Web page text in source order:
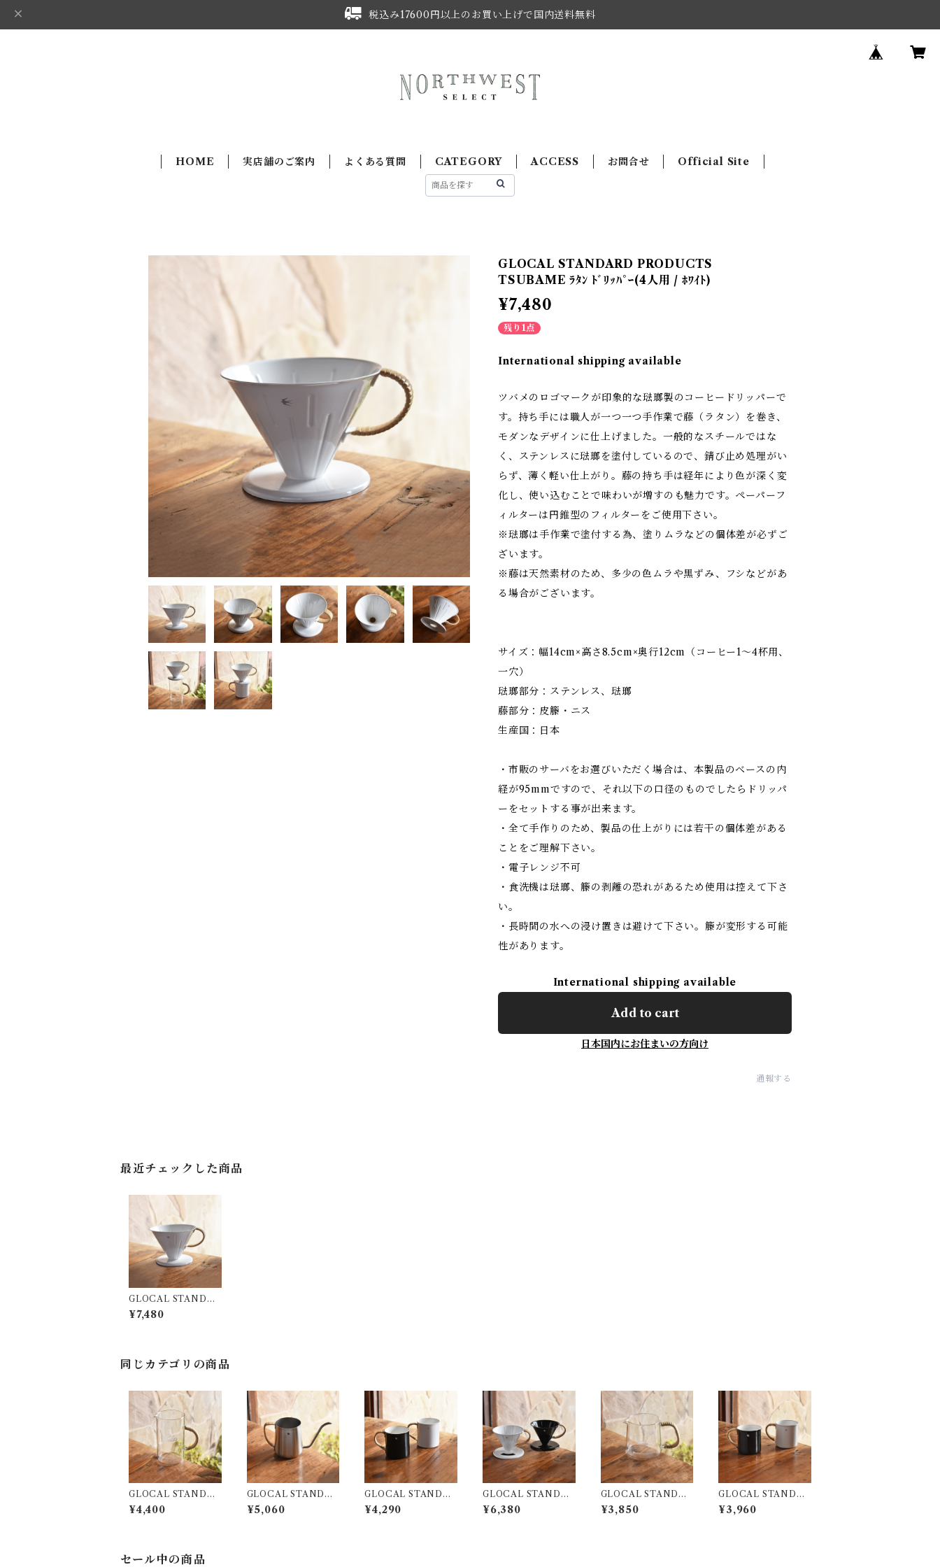
税込み17600円以上のお買い上げで国内送料無料
HOME 実店舗のご案内 よくある質問 CATEGORY ACCESS お問合せ Official Site
GLOCAL STANDARD PRODUCTS
TSUBAME ﾗﾀﾝ ﾄﾞﾘｯﾊﾟｰ(4人用 / ﾎﾜｲﾄ)
¥7,480
残り1点
International shipping available
ツバメのロゴマークが印象的な琺瑯製のコーヒードリッパーで
す。持ち手には職人が一つ一つ手作業で藤（ラタン）を巻き、
モダンなデザインに仕上げました。一般的なスチールではな
く、ステンレスに琺瑯を塗付しているので、錆び止め処理がい
らず、薄く軽い仕上がり。藤の持ち手は経年により色が深く変
化し、使い込むことで味わいが増すのも魅力です。ペーパーフ
ィルターは円錐型のフィルターをご使用下さい。
※琺瑯は手作業で塗付する為、塗りムラなどの個体差が必ずご
ざいます。
※藤は天然素材のため、多少の色ムラや黒ずみ、フシなどがあ
る場合がございます。
サイズ：幅14cm×高さ8.5cm×奥行12cm（コーヒー1～4杯用、
一穴）
琺瑯部分：ステンレス、琺瑯
藤部分：皮籐・ニス
生産国：日本
・市販のサーバをお選びいただく場合は、本製品のベースの内
経が95mmですので、それ以下の口径のものでしたらドリッパ
ーをセットする事が出来ます。
・全て手作りのため、製品の仕上がりには若干の個体差がある
ことをご理解下さい。
・電子レンジ不可
・食洗機は琺瑯、籐の剥離の恐れがあるため使用は控えて下さ
い。
・長時間の水への浸け置きは避けて下さい。籐が変形する可能
性があります。
International shipping available
Add to cart
日本国内にお住まいの方向け
通報する
最近チェックした商品
GLOCAL STANDAR
D PRODUCTS TS
UBAME ﾗﾀﾝ ﾄﾞﾘｯﾊﾟｰ
¥7,480
同じカテゴリの商品
GLOCAL STANDAR
D PRODUCTS GS
P ｺｰﾋｰｻｰﾊﾞｰ500 (ﾅﾁｭ
¥4,400
GLOCAL STANDAR
D PRODUCTS TS
UBAME ﾄﾞﾘｯﾌﾟﾎﾟｯﾄ
¥5,060
GLOCAL STANDAR
D PRODUCTS TS
UBAME ﾗﾀﾝ ﾏｸﾞｶｯﾌﾟ
¥4,290
GLOCAL STANDAR
D PRODUCTS TS
UBAME ﾗﾀﾝ ﾄﾞﾘｯﾊﾟｰ
¥6,380
GLOCAL STANDAR
D PRODUCTS GS
P ｺｰﾋｰｻｰﾊﾞｰ400 (ﾅﾁｭ
¥3,850
GLOCAL STANDAR
D PRODUCTS TS
UBAME ﾗﾀﾝ ﾏｸﾞｶｯﾌﾟ
¥3,960
セール中の商品